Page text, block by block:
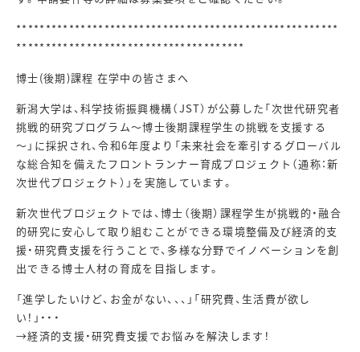
*******************************************************
***************************************
博士(後期)課程 在学中の皆さまへ
新潟大学は、科学技術振興機構（JST）が公募した「次世代研究者
挑戦的研究プログラム～博士後期課程学生の挑戦を支援する
～」に採択され、令和6年度より「未来社会を牽引するグローバル
な総合知を備えたフロントランナー育成プロジェクト（通称：新
次世代プロジェクト）」を実施しています。
新次世代プロジェクトでは、博士（後期）課程学生が挑戦的・融合
的研究に安心して取り組むことができる環境整備及び経済的支
援・研究費支援を行うことで、多様な分野でイノベーションを創
出できる博士人材の育成を目指します。
「進学したいけど、お金がない、、、」「研究費、生活費が欲し
い！」・・・
→経済的支援・研究費支援でお悩みを解決します！